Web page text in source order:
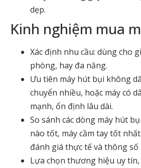
dẹp.
Kinh nghiệm mua
Xác định nhu cầu: dùng cho
phòng, hay đa năng.
Ưu tiên máy hút bụi không
chuyển nhiều, hoặc máy có
mạnh, ổn định lâu dài.
So sánh các dòng máy hút
nào tốt, máy cầm tay tốt
đánh giá thực tế và thông số
Lựa chọn thương hiệu uy tín,